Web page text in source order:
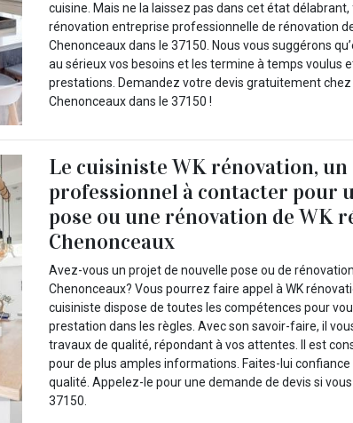
cuisine. Mais ne la laissez pas dans cet état délabrant,
rénovation entreprise professionnelle de rénovation
Chenonceaux dans le 37150. Nous vous suggérons
au sérieux vos besoins et les termine à temps voulus
prestations. Demandez votre devis gratuitement chez
Chenonceaux dans le 37150 !
Le cuisiniste WK rénovation, un
professionnel à contacter pour
pose ou une rénovation de WK
Chenonceaux
Avez-vous un projet de nouvelle pose ou de
Chenonceaux? Vous pourrez faire appel à WK
cuisiniste dispose de toutes les compétences pour
prestation dans les règles. Avec son savoir-faire, il
travaux de qualité, répondant à vos attentes. Il est
pour de plus amples informations. Faites-lui
qualité. Appelez-le pour une demande de devis si
37150.